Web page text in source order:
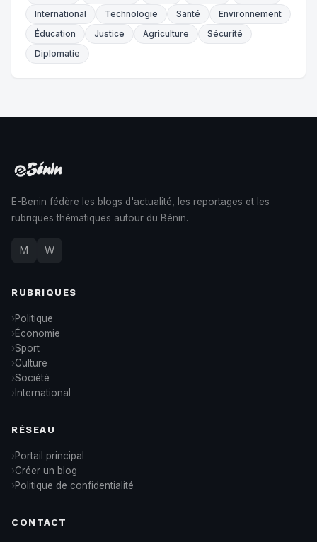
International
Technologie Santé
Environnement
Éducation
Justice Agriculture
Sécurité
Diplomatie
E-Benin fédère les blogs d'actualité, les reportages et les
rubriques thématiques autour du Bénin.
M W
RUBRIQUES
Politique
Économie
Sport
Culture
Société
International
RÉSEAU
Portail principal
Créer un blog
Politique de confidentialité
CONTACT